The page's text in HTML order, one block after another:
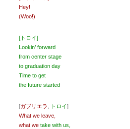
Hey!
(Woo!)
[トロイ]
Lookin’ forward
from center stage
to graduation day
Time to get
the future started
[ガブリエラ トロイ]
What we leave,
what we take with us,